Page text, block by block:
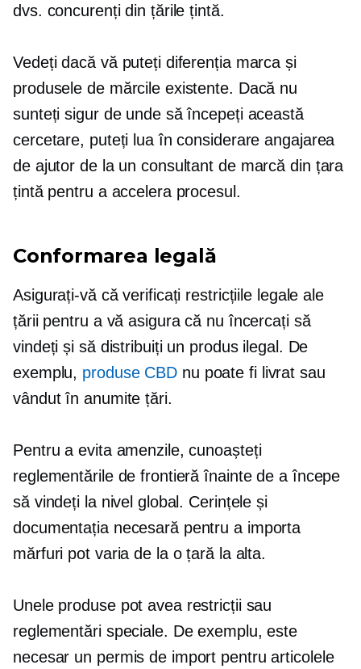
dvs. concurenți din țările țintă.
Vedeți dacă vă puteți diferenția marca și
produsele de mărcile existente. Dacă nu
sunteți sigur de unde să începeți această
cercetare, puteți lua în considerare angajarea
de ajutor de la un consultant de marcă din țara
țintă pentru a accelera procesul.
Conformarea legală
Asigurați-vă că verificați restricțiile legale ale
țării pentru a vă asigura că nu încercați să
vindeți și să distribuiți un produs ilegal. De
exemplu, produse CBD nu poate fi livrat sau
vândut în anumite țări.
Pentru a evita amenzile, cunoașteți
reglementările de frontieră înainte de a începe
să vindeți la nivel global. Cerințele și
documentația necesară pentru a importa
mărfuri pot varia de la o țară la alta.
Unele produse pot avea restricții sau
reglementări speciale. De exemplu, este
necesar un permis de import pentru articolele